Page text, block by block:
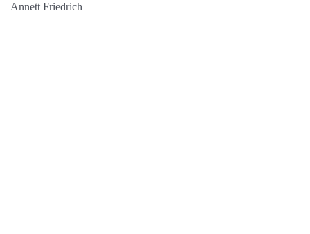
Annett Friedrich